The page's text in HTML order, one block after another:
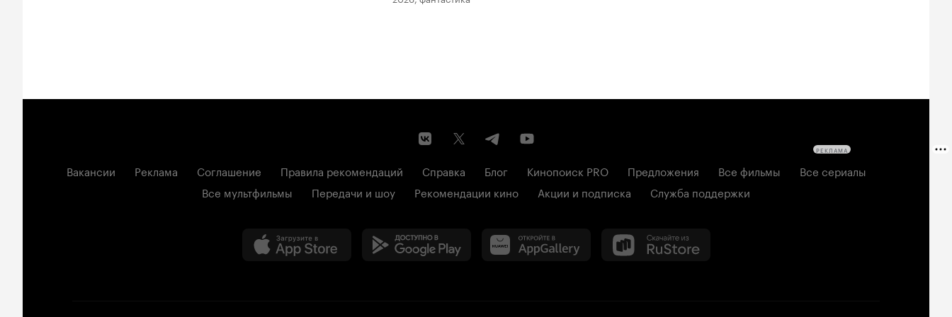
Вакансии Реклама Соглашение Правила рекомендаций Справка Блог Кинопоиск PRO Предложения Все фильмы
Все сериалы
Все мультфильмы
Передачи и шоу Рекомендации кино Акции и подписка Служба поддержки
РЕКЛАМА